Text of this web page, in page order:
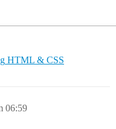
HTML & CSS
06:59